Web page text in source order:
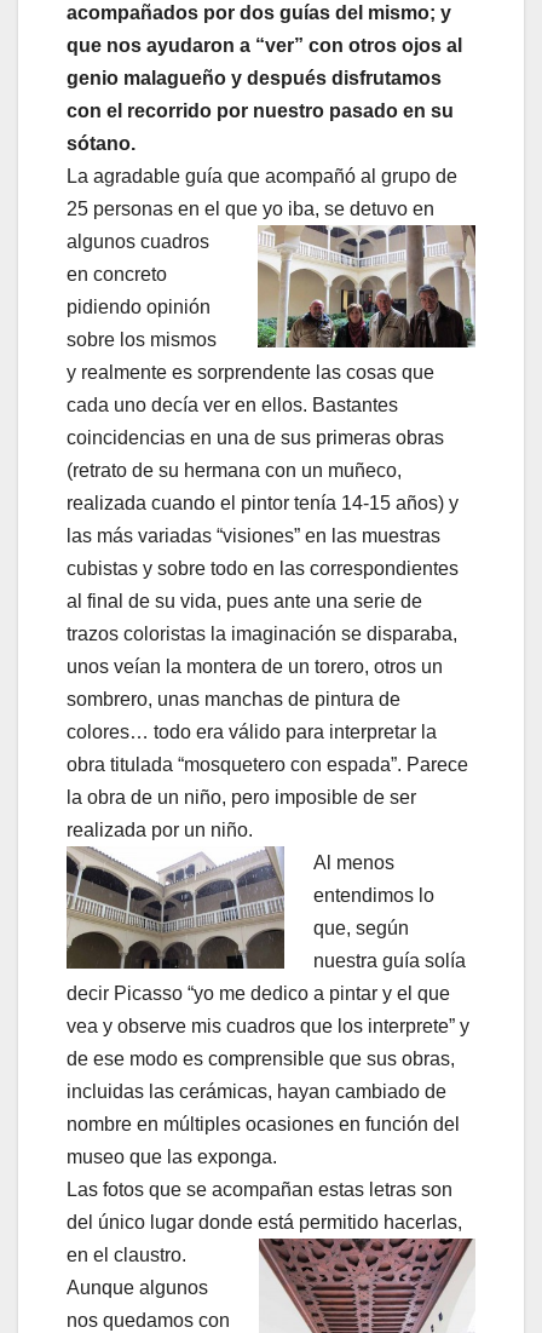
acompañados por dos guías del mismo; y
que nos ayudaron a “ver” con otros ojos al
genio malagueño y después disfrutamos
con el recorrido por nuestro pasado en su
sótano.
La agradable guía que acompañó al grupo de
25 personas en el que yo iba, se detuvo en
algunos cuadros
en concreto
pidiendo opinión
sobre los mismos
y realmente es sorprendente las cosas que
cada uno decía ver en ellos. Bastantes
coincidencias en una de sus primeras obras
(retrato de su hermana con un muñeco,
realizada cuando el pintor tenía 14-15 años) y
las más variadas “visiones” en las muestras
cubistas y sobre todo en las correspondientes
al final de su vida, pues ante una serie de
trazos coloristas la imaginación se disparaba,
unos veían la montera de un torero, otros un
sombrero, unas manchas de pintura de
colores… todo era válido para interpretar la
obra titulada “mosquetero con espada”. Parece
la obra de un niño, pero imposible de ser
realizada por un niño.
Al menos
entendimos lo
que, según
nuestra guía solía
decir Picasso “yo me dedico a pintar y el que
vea y observe mis cuadros que los interprete” y
de ese modo es comprensible que sus obras,
incluidas las cerámicas, hayan cambiado de
nombre en múltiples ocasiones en función del
museo que las exponga.
Las fotos que se acompañan estas letras son
del único lugar donde está permitido hacerlas,
en el claustro.
Aunque algunos
nos quedamos con